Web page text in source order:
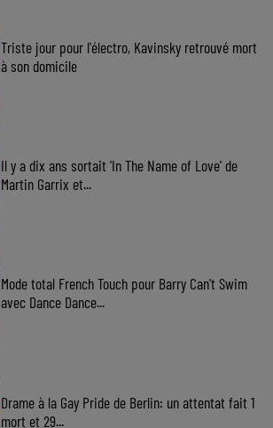
Triste jour pour l'électro, Kavinsky retrouvé mort
à son domicile
Il y a dix ans sortait 'In The Name of Love' de
Martin Garrix et...
Mode total French Touch pour Barry Can't Swim
avec Dance Dance...
Drame à la Gay Pride de Berlin: un attentat fait 1
mort et 29...